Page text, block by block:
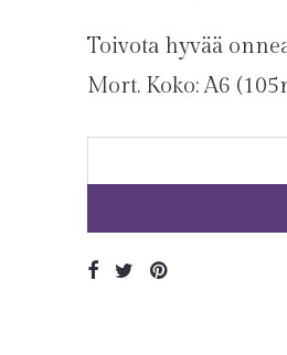
Toivota hyvää
Mort. Koko: A6